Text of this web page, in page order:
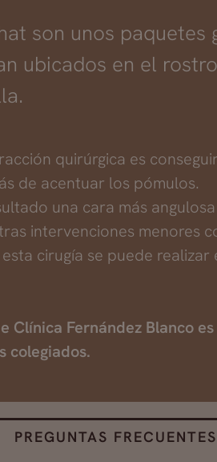
son unos paquetes
ubicados en el
quirúrgica es
de acentuar los pómulos.
una cara más
intervenciones menores
cirugía se puede realizar
Clínica Fernández Blanco es
colegiados.
PREGUNTAS FRECUENTES